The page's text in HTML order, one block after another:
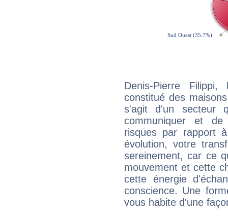
Denis-Pierre
constitué des
s'agit d'un secteur
communiquer et
risques par rapport
évolution, votre
sereinement, car ce
mouvement et cette
cette énergie
conscience. Une
vous habite d'une